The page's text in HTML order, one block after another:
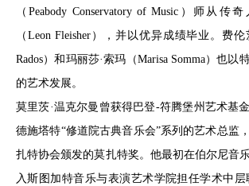
（Peabody Conservatory of Music）师从传
（Leon Fleisher），并以优异成绩毕业。费伦
Rados）和玛丽莎·索玛（Marisa Somma）也以
的艺术发展。
莫里茨·温克尔曼曾获得巴登-符腾堡州艺术基
德施塔特“修道院古典音乐会”系列的艺术总监
扎特协会颁发的莫扎特奖。他最初在伯尔尼音
入斯图加特音乐与表演艺术学院担任学术中层